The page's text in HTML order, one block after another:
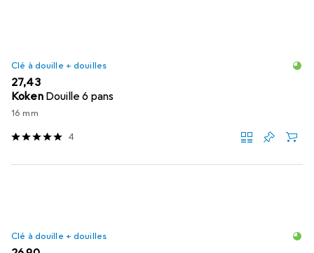
Clé à douille + douilles
EUR
27,43
Koken Douille 6 pans
16 mm
4
Clé à douille + douilles